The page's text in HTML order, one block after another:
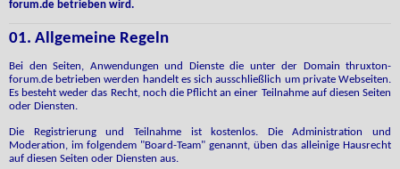
forum.de betrieben wird.
01. Allgemeine Regeln
Bei den Seiten, Anwendungen und Dienste die unter der Domain thruxton-
forum.de betrieben werden handelt es sich ausschließlich um private Webseiten.
Es besteht weder das Recht, noch die Pflicht an einer Teilnahme auf diesen Seiten
oder Diensten.
Die Registrierung und Teilnahme ist kostenlos. Die Administration und
Moderation, im folgendem "Board-Team" genannt, üben das alleinige Hausrecht
auf diesen Seiten oder Diensten aus.